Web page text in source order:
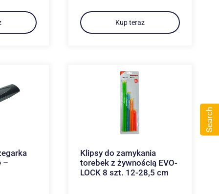
Kup teraz
–
Klipsy do zamykania
torebek z żywnością EVO-
LOCK 8 szt. 12-28,5 cm
Search